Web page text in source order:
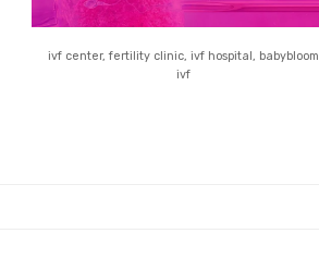
ivf center, fertility clinic, ivf hospital, babybloom
ivf